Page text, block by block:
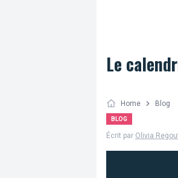
Le
Home Blog
BLOG
Écrit par Olivia